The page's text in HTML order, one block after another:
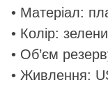
• Матеріал:
• Колір:
• Об’єм
• Живлення: